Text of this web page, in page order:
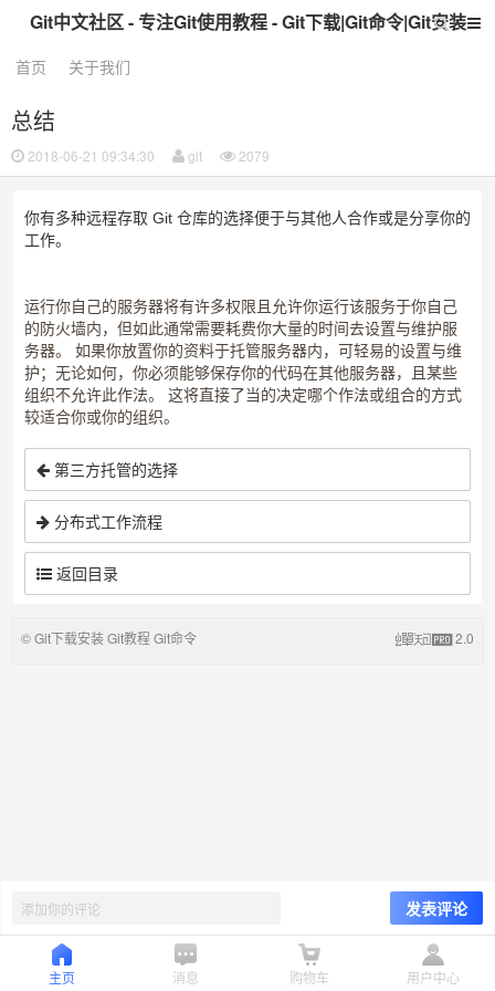
Git中文社区 - 专注Git使用教程 - Git下载|Git命令|Git安装
首页 关于我们
总结
2018-06-21 09:34:30 git 2079
你有多种远程存取 Git 仓库的选择便于与其他人合作或是分享你的
工作。
运行你自己的服务器将有许多权限且允许你运行该服务于你自己
的防火墙内，但如此通常需要耗费你大量的时间去设置与维护服
务器。 如果你放置你的资料于托管服务器内，可轻易的设置与维
护；无论如何，你必须能够保存你的代码在其他服务器，且某些
组织不允许此作法。 这将直接了当的决定哪个作法或组合的方式
较适合你或你的组织。
第三方托管的选择
分布式工作流程
返回目录
© Git下载安装 Git教程 Git命令 2.0
主页 消息 购物车 用户中心